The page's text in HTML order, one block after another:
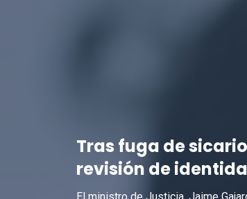
Tras fuga de
revisión de